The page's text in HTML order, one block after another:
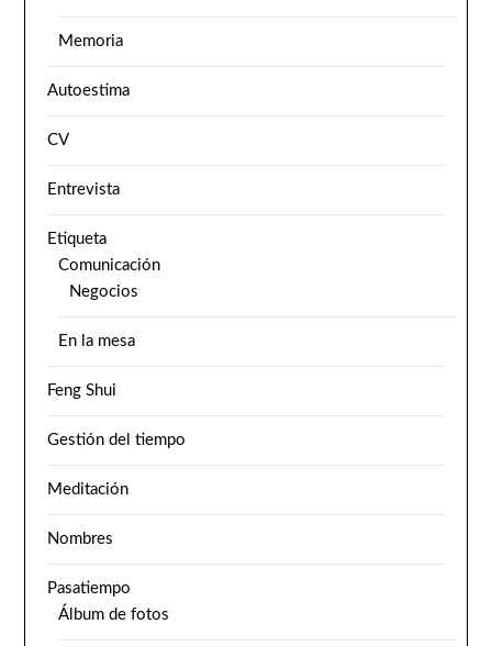
Memoria
Autoestima
CV
Entrevista
Etiqueta
Comunicación
Negocios
En la mesa
Feng Shui
Gestión del tiempo
Meditación
Nombres
Pasatiempo
Álbum de fotos